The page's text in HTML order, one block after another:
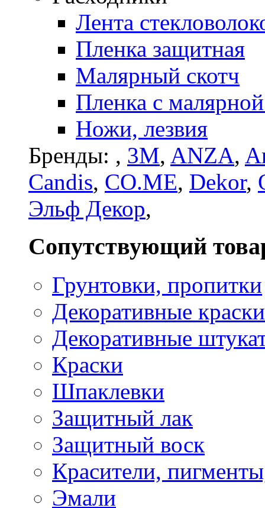
Лента
Пленка защитная
Малярный скотч
Пленка с
Ножи, лезвия
Бренды: , 3M, ANZA,
Candis, CO.ME, Dekor,
Эльф Декор,
Сопутствующий
Грунтовки, пропитки
Декоративные краски
Декоративные
Краски
Шпаклевки
Защитный лак
Защитный воск
Красители,
Эмали